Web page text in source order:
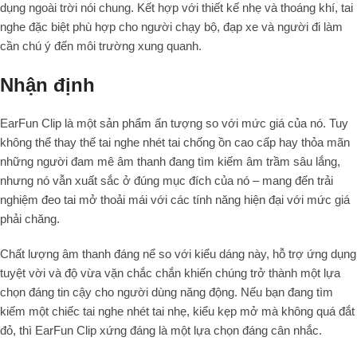
dụng ngoài trời nói chung. Kết hợp với thiết kế nhẹ và thoáng khí, tai
nghe đặc biệt phù hợp cho người chạy bộ, đạp xe và người đi làm
cần chú ý đến môi trường xung quanh.
Nhận định
EarFun Clip là một sản phẩm ấn tượng so với mức giá của nó. Tuy
không thể thay thế tai nghe nhét tai chống ồn cao cấp hay thỏa mãn
những người đam mê âm thanh đang tìm kiếm âm trầm sâu lắng,
nhưng nó vẫn xuất sắc ở đúng mục đích của nó – mang đến trải
nghiệm đeo tai mở thoải mái với các tính năng hiện đại với mức giá
phải chăng.
Chất lượng âm thanh đáng nể so với kiểu dáng này, hỗ trợ ứng dụng
tuyệt vời và độ vừa vặn chắc chắn khiến chúng trở thành một lựa
chọn đáng tin cậy cho người dùng năng động. Nếu bạn đang tìm
kiếm một chiếc tai nghe nhét tai nhẹ, kiểu kẹp mở mà không quá đắt
đỏ, thì EarFun Clip xứng đáng là một lựa chọn đáng cân nhắc.